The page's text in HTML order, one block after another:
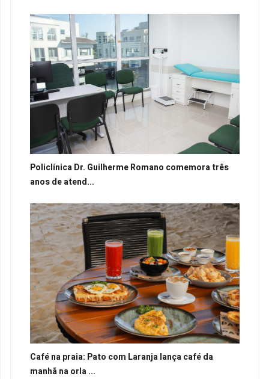
Policlínica Dr. Guilherme Romano comemora três
anos de atend...
Café na praia: Pato com Laranja lança café da
manhã na orla ...